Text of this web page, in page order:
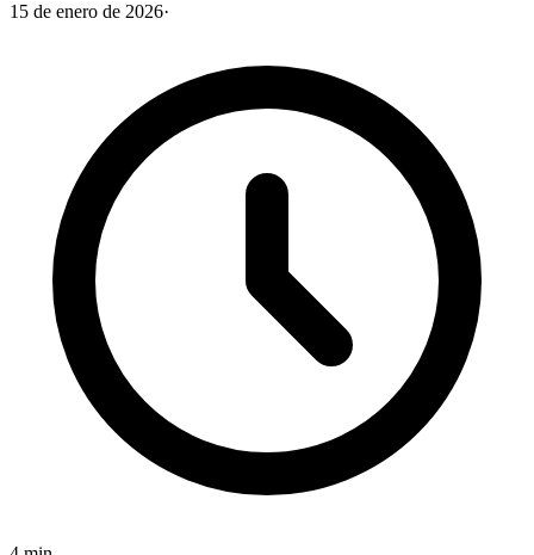
15 de enero de 2026·